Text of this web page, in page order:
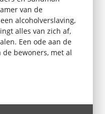
van de
alcoholverslaving,
alles van zich af,
Een ode aan de
bewoners, met al